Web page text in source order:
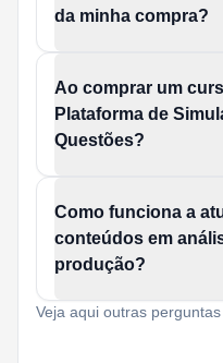
da minha compra?
Ao comprar um
Plataforma de
Questões?
Como funciona a
conteúdos em
produção?
Veja aqui outras